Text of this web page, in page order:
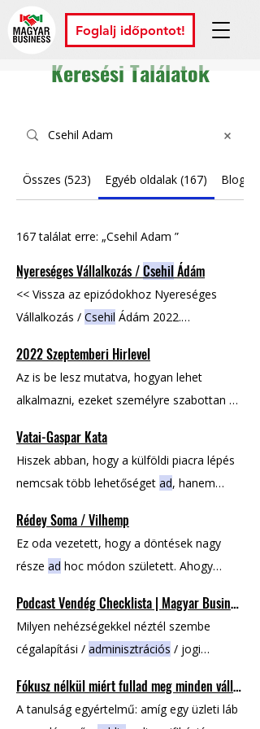
Foglalj időpontot!
Keresési Találatok
Összes (523) Egyéb oldalak (167)
167 találat erre: „Csehil Adam ”
Nyereséges Vállalkozás /CsehilÁdám
<< Vissza az epizódokhoz Nyereséges
Vállalkozás / Csehil Ádám 2022.
nyeresegesvallalkozas.hu alapítója.
Ádám a netenCsehilÁdám.hu Facebook
LinkedIn Magyar Business Nyereséges
Vállalkozás a neten Honlap
2022 Szeptemberi Hirlevel
Az is be lesz mutatva, hogyan lehet
alkalmazni, ezeket személyre szabottan az
minden szinten, hogyan azonosíthatók a
szűk keresztmetszetek és, hogyan lehet
prioritást adni: Szeptemberben is nagyon
érdekes podcast vendégeink voltak, akikkel
izgalmas témákat feszegettünk: Csehil
Vatai-Gaspar Kata
Hiszek abban, hogy a külföldi piacra lépés
nemcsak több lehetőséget ad, hanem
engem igazán visz előre: nem
Addigdolgozom, amíg el nem érjük az
eredményt .
Rédey Soma / Vilhemp
Ez oda vezetett, hogy a döntések nagy
része ad hoc módon született. Ahogy
döntéseket,addignem csapatod van,
hanem végrehajtóid.” De amíg nem
vállalod fel, addigmindig ugyanabba a
falba rohansz bele.” De amíg nem teszed
meg,
addig
nem leszel képes skálázni.
Soma kiemeli: „A cég
addig
nő, ameddig a
Podcast Vendég Checklista | Magyar Business
Milyen nehézségekkel néztél szembe
cégalapítási / adminisztrációs / jogi
adnál? Milyen tanácsotadnálegy kezdő
vállalkozónak? Milyen tanácsotadnálegy
Fókusz nélkül miért fullad meg minden vállalkozói növekedés?
A tanulság egyértelmű: amíg egy üzleti láb